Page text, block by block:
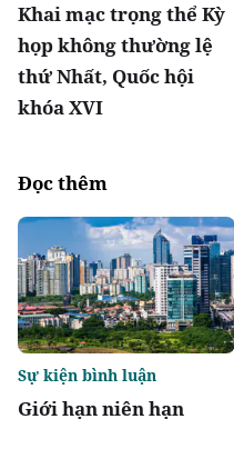
Khai mạc trọng thể Kỳ
họp không thường lệ
thứ Nhất, Quốc hội
khóa XVI
Đọc thêm
Giới hạn niên hạn
Sự kiện bình luận